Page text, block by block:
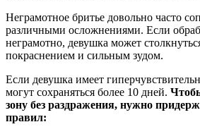
Неграмотное бритье довольно часто
различными осложнениями. Если
неграмотно, девушка может
покраснением и сильным зудом.
Если девушка имеет
могут сохраняться более 10 дней.
зону без раздражения, нужно
правил: